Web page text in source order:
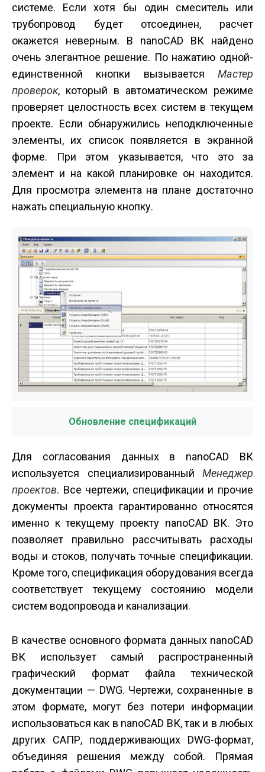
системе. Если хотя бы один смеситель или
трубопровод будет отсоединен, расчет
окажется неверным. В nanoCAD ВК найдено
очень элегантное решение. По нажатию одной­
единственной кнопки вызывается Мастер
проверок, который в автоматическом режиме
проверяет целостность всех систем в текущем
проекте. Если обнаружились неподключенные
элементы, их список появляется в экранной
форме. При этом указывается, что это за
элемент и на какой планировке он находится.
Для просмотра элемента на плане достаточно
нажать специальную кнопку.
Обновление спецификаций
Для согласования данных в nanoCAD ВК
используется специализированный Менеджер
проектов. Все чертежи, спецификации и прочие
документы проекта гарантированно относятся
именно к текущему проекту nanoCAD ВК. Это
позволяет правильно рассчитывать расходы
воды и стоков, получать точные спецификации.
Кроме того, спецификация оборудования всегда
соответствует текущему состоянию модели
систем водопровода и канализации.
В качестве основного формата данных nanoCAD
ВК использует самый распространенный
графический формат файла технической
документации — DWG. Чертежи, сохраненные в
этом формате, могут без потери информации
использоваться как в nanoCAD ВК, так и в любых
других САПР, поддерживающих DWG-формат,
объединяя решения между собой. Прямая